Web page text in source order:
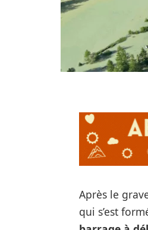
Après le
qui s’est